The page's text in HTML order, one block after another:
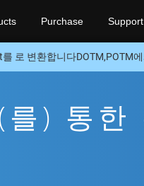
Purchase Support
로 변환합니다DOTM,POTM
) 통한